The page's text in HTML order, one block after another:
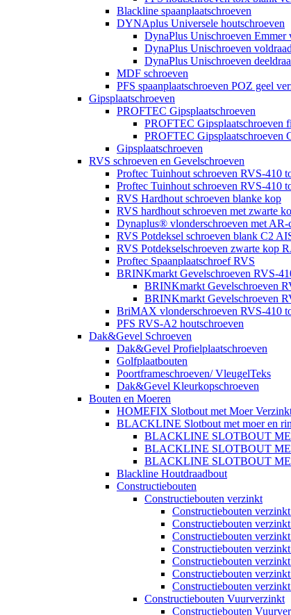
Blackline spaanplaatschroeven
DYNAplus Universele houtschroeven
DynaPlus Unischroeven Emmer
DynaPlus Unischroeven
DynaPlus Unischroeven
MDF schroeven
PFS spaanplaatschroeven POZ geel
Gipsplaatschroeven
PROFTEC Gipsplaatschroeven
PROFTEC Gipsplaatschroeven
PROFTEC Gipsplaatschroeven
Gipsplaatschroeven
RVS schroeven en Gevelschroeven
Proftec Tuinhout schroeven RVS-410
Proftec Tuinhout schroeven RVS-410
RVS Hardhout schroeven blanke kop
RVS hardhout schroeven met zwarte
Dynaplus® vlonderschroeven met
RVS Potdeksel schroeven blank C2
RVS Potdekselschroeven zwarte kop
Proftec Spaanplaatschroef RVS
BRINKmarkt Gevelschroeven RVS-
BRINKmarkt Gevelschroeven
BRINKmarkt Gevelschroeven
BriMAX vlonderschroeven RVS-410
PFS RVS-A2 houtschroeven
Dak&Gevel Schroeven
Dak&Gevel Profielplaatschroeven
Golfplaatbouten
Poortframeschroeven/ VleugelTeks
Dak&Gevel Kleurkopschroeven
Bouten en Moeren
HOMEFIX Slotbout met Moer
BLACKLINE Slotbout met moer en
BLACKLINE SLOTBOUT
BLACKLINE SLOTBOUT
BLACKLINE SLOTBOUT
Blackline Houtdraadbout
Constructiebouten
Constructiebouten verzinkt
Constructiebouten
Constructiebouten
Constructiebouten
Constructiebouten
Constructiebouten
Constructiebouten
Constructiebouten
Constructiebouten Vuurverzinkt
Constructiebouten